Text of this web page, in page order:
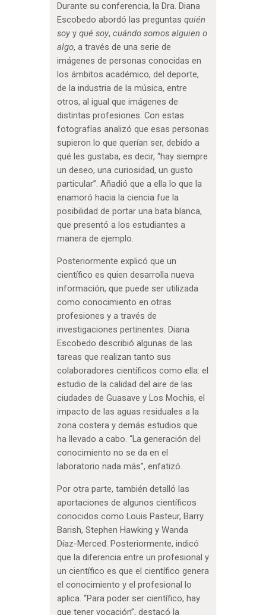
Durante su conferencia, la Dra. Diana
Escobedo abordó las preguntas quién
soyy qué soy, cuándo somos alguien o
algo, a través de una serie de
imágenes de personas conocidas en
los ámbitos académico, del deporte,
de la industria de la música, entre
otros, al igual que imágenes de
distintas profesiones. Con estas
fotografías analizó que esas personas
supieron lo que querían ser, debido a
qué les gustaba, es decir, “hay siempre
un deseo, una curiosidad, un gusto
particular”. Añadió que a ella lo que la
enamoró hacia la ciencia fue la
posibilidad de portar una bata blanca,
que presentó a los estudiantes a
manera de ejemplo.
Posteriormente explicó que un
científico es quien desarrolla nueva
información, que puede ser utilizada
como conocimiento en otras
profesiones y a través de
investigaciones pertinentes. Diana
Escobedo describió algunas de las
tareas que realizan tanto sus
colaboradores científicos como ella: el
estudio de la calidad del aire de las
ciudades de Guasave y Los Mochis, el
impacto de las aguas residuales a la
zona costera y demás estudios que
ha llevado a cabo. “La generación del
conocimiento no se da en el
laboratorio nada más”, enfatizó.
Por otra parte, también detalló las
aportaciones de algunos científicos
conocidos como Louis Pasteur, Barry
Barish, Stephen Hawking y Wanda
Díaz-Merced. Posteriormente, indicó
que la diferencia entre un profesional y
un científico es que el científico genera
el conocimiento y el profesional lo
aplica. “Para poder ser científico, hay
que tener vocación”, destacó la